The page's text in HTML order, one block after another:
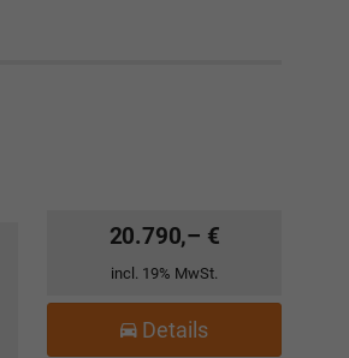
20.790,– €
incl. 19% MwSt.
Details